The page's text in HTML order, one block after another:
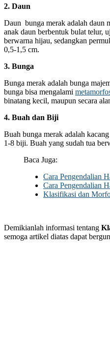
2. Daun
Daun bunga merak adalah daun
anak daun berbentuk bulat telur,
berwarna hijau, sedangkan
0,5-1,5 cm.
3. Bunga
Bunga merak adalah bunga
bunga bisa mengalami
binatang kecil, maupun secara
4. Buah dan Biji
Buah bunga merak adalah
1-8 biji. Buah yang sudah tua
Baca Juga:
Cara Pengendalian
Cara Pengendalian
Klasifikasi dan
Demikianlah informasi tentang
semoga artikel diatas dapat